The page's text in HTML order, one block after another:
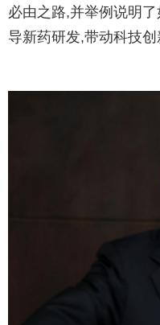
必由之路,并举例说明
导新药研发,带动科技创